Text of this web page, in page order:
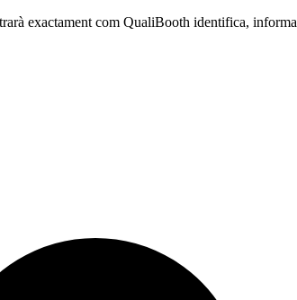
exactament com QualiBooth identifica,